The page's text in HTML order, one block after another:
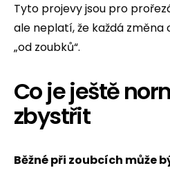
Tyto projevy jsou pro
ale neplatí, že každá
„od zoubků“.
Co je ještě
zbystřit
Běžné při zoubcích může